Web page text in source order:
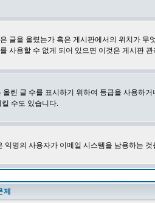
을 올렸는가 혹은 게시판에서의 위치가
사용할 수 없게 되어 있으면 이것은 게시판
린 글 수를 표시하기 위하여 등급을 사용하
수도 있습니다.
명의 사용자가 이메일 시스템을 남용하는